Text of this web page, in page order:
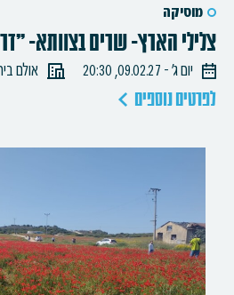
מוסיקה
צלילי הארץ- שרים בצוותא-
יום ג׳ - 09.02.27, 20:30 אולם
לפרטים נוספים